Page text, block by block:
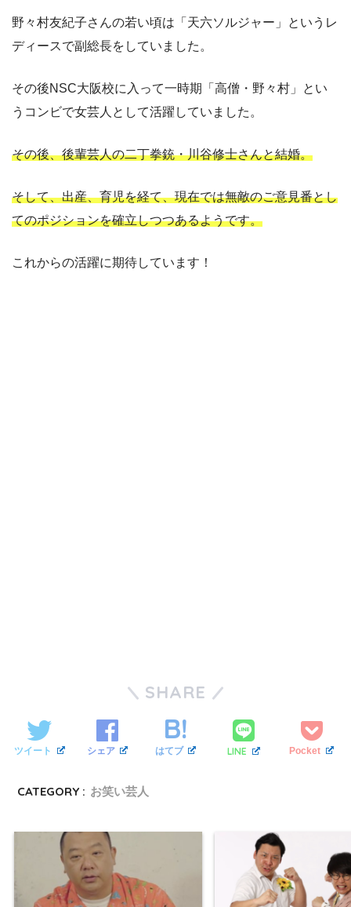
野々村友紀子さんの若い頃は「天六ソルジャー」というレ
ディースで副総長をしていました。
その後NSC大阪校に入って一時期「高僧・野々村」とい
うコンビで女芸人として活躍していました。
その後、後輩芸人の二丁拳銃・川谷修士さんと結婚。
そして、出産、育児を経て、現在では無敵のご意見番とし
てのポジションを確立しつつあるようです。
これからの活躍に期待しています！
SHARE
ツイート シェア はてブ LINE Pocket
CATEGORY : お笑い芸人